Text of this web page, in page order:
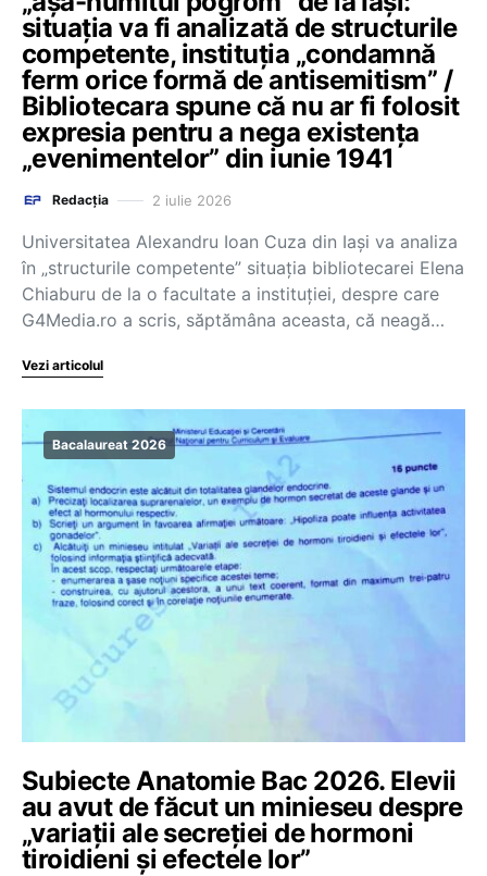
situația va fi analizată de structurile
competente, instituția „condamnă
ferm orice formă de antisemitism” /
Bibliotecara spune că nu ar fi folosit
expresia pentru a nega existența
„evenimentelor” din iunie 1941
Redacția 2 iulie 2026
Universitatea Alexandru Ioan Cuza din Iași va analiza
în „structurile competente” situația bibliotecarei Elena
Chiaburu de la o facultate a instituției, despre care
G4Media.ro a scris, săptămâna aceasta, că neagă…
Vezi articolul
Bacalaureat 2026
Subiecte Anatomie Bac 2026. Elevii
au avut de făcut un minieseu despre
„variații ale secreției de hormoni
tiroidieni și efectele lor”